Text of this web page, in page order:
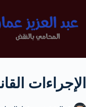
الإجراءات